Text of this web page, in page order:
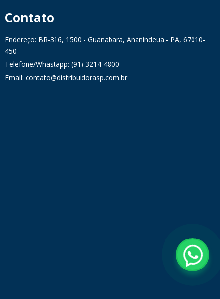
Contato
Endereço: BR-316, 1500 - Guanabara, Ananindeua - PA, 67010-
450
Telefone/Whastapp: (91) 3214-4800
Email: contato@distribuidorasp.com.br